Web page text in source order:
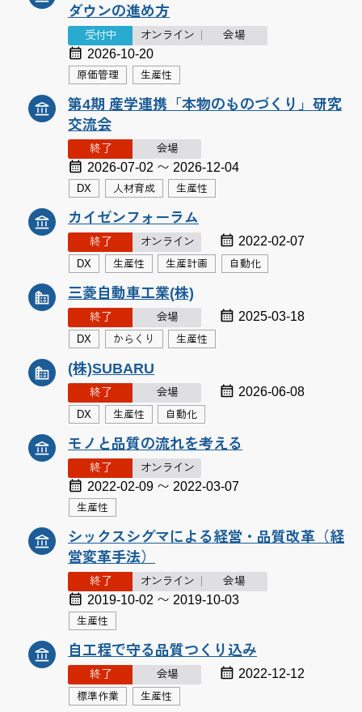
ダウンの進め方
受付中 オンライン 会場
2026-10-20
原価管理 生産性
第4期 産学連携「本物のものづくり」研究
交流会
終了 会場
2026-07-02 〜 2026-12-04
DX 人材育成 生産性
カイゼンフォーラム
終了 オンライン 2022-02-07
DX 生産性 生産計画 自動化
三菱自動車工業(株)
終了 会場 2025-03-18
DX からくり 生産性
(株)SUBARU
終了 会場 2026-06-08
DX 生産性 自動化
モノと品質の流れを考える
終了 オンライン
2022-02-09 〜 2022-03-07
生産性
シックスシグマによる経営・品質改革（経
営変革手法）
終了 オンライン 会場
2019-10-02 〜 2019-10-03
生産性
自工程で守る品質つくり込み
終了 会場 2022-12-12
標準作業 生産性